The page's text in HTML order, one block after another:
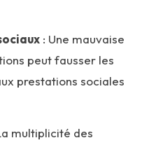
: Une mauvaise
peut fausser les
prestations sociales
multiplicité des